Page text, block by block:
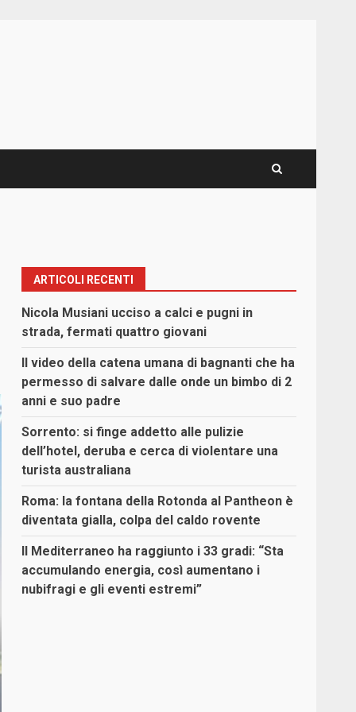
ARTICOLI RECENTI
Nicola Musiani ucciso a calci e pugni in
strada, fermati quattro giovani
Il video della catena umana di bagnanti che ha
permesso di salvare dalle onde un bimbo di 2
anni e suo padre
Sorrento: si finge addetto alle pulizie
dell’hotel, deruba e cerca di violentare una
turista australiana
Roma: la fontana della Rotonda al Pantheon è
diventata gialla, colpa del caldo rovente
Il Mediterraneo ha raggiunto i 33 gradi: “Sta
accumulando energia, così aumentano i
nubifragi e gli eventi estremi”